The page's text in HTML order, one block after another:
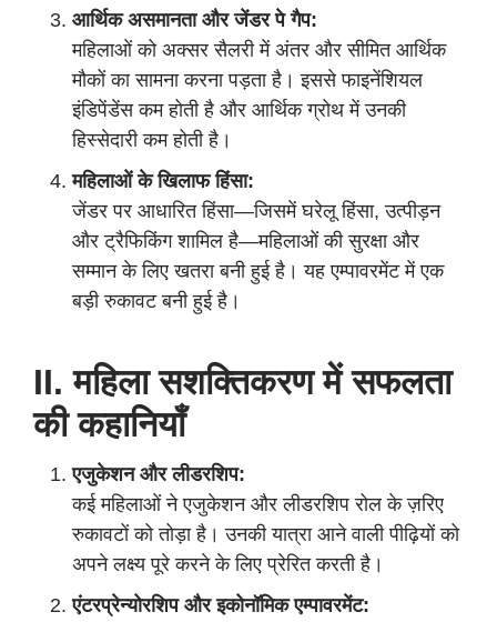
आर्थिक असमानता और जेंडर पे गैप:
महिलाओं को अक्सर सैलरी में अंतर और सीमित आर्थिक
मौकों का सामना करना पड़ता है। इससे फाइनेंशियल
इंडिपेंडेंस कम होती है और आर्थिक ग्रोथ में उनकी
हिस्सेदारी कम होती है।
महिलाओं के खिलाफ हिंसा:
जेंडर पर आधारित हिंसा—जिसमें घरेलू हिंसा, उत्पीड़न
और ट्रैफिकिंग शामिल है—महिलाओं की सुरक्षा और
सम्मान के लिए खतरा बनी हुई है। यह एम्पावरमेंट में एक
बड़ी रुकावट बनी हुई है।
II. महिला सशक्तिकरण में सफलता
की कहानियाँ
एजुकेशन और लीडरशिप:
कई महिलाओं ने एजुकेशन और लीडरशिप रोल के ज़रिए
रुकावटों को तोड़ा है। उनकी यात्रा आने वाली पीढ़ियों को
अपने लक्ष्य पूरे करने के लिए प्रेरित करती है।
एंटरप्रेन्योरशिप और इकोनॉमिक एम्पावरमेंट: